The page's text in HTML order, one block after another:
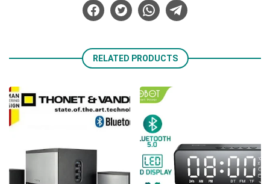
RELATED PRODUCTS